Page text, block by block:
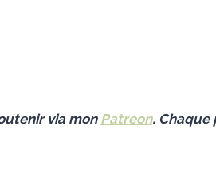
via mon Patreon. Chaque